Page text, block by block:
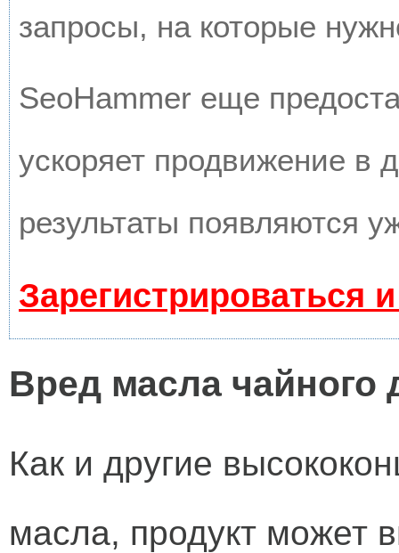
запросы, на которые
SeoHammer еще
ускоряет продвижение в
результаты появляются
Зарегистрироваться
Вред масла чайного
Как и другие
масла, продукт может